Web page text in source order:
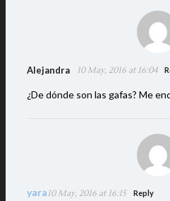
Alejandra 10 May, 2016 at 16:04
¿De dónde son las gafas? Me
yara10 May, 2016 at 16:15 Reply